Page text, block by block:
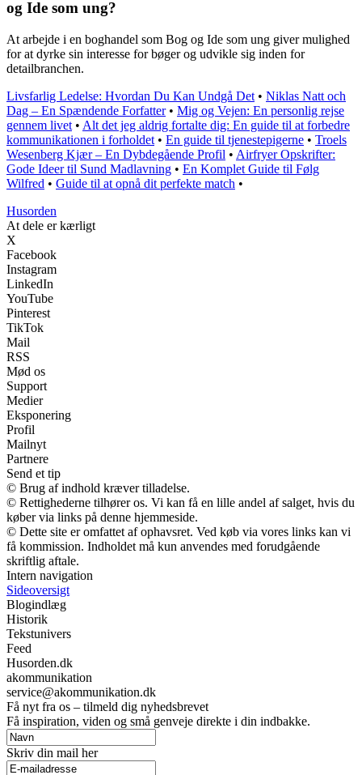
og Ide som ung?
At arbejde i en boghandel som Bog og Ide som ung giver mulighed
for at dyrke sin interesse for bøger og udvikle sig inden for
detailbranchen.
Livsfarlig Ledelse: Hvordan Du Kan Undgå Det • Niklas Natt och
Dag – En Spændende Forfatter• Mig og Vejen: En personlig rejse
gennem livet • Alt det jeg aldrig fortalte dig: En guide til at forbedre
kommunikationen i forholdet • En guide til tjenestepigerne • Troels
Wesenberg Kjær – En Dybdegående Profil • Airfryer Opskrifter:
Gode Ideer til Sund Madlavning • En Komplet Guide til Følg
Wilfred • Guide til at opnå dit perfekte match •
Husorden
At dele er kærligt
X
Facebook
Instagram
LinkedIn
YouTube
Pinterest
TikTok
Mail
RSS
Mød os
Support
Medier
Eksponering
Profil
Mailnyt
Partnere
Send et tip
© Brug af indhold kræver tilladelse.
© Rettighederne tilhører os. Vi kan få en lille andel af salget, hvis du
køber via links på denne hjemmeside.
© Dette site er omfattet af ophavsret. Ved køb via vores links kan vi
få kommission. Indholdet må kun anvendes med forudgående
skriftlig aftale.
Intern navigation
Sideoversigt
Blogindlæg
Historik
Tekstunivers
Feed
Husorden.dk
akommunikation
service@akommunikation.dk
Få nyt fra os – tilmeld dig nyhedsbrevet
Få inspiration, viden og små genveje direkte i din indbakke.
Skriv din mail her